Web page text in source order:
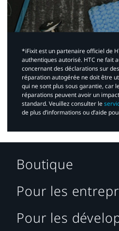
*iFixit est un partenaire officiel de
authentiques autorisé. HTC ne fait
concernant des déclarations sur
réparation autogérée ne doit être
qui ne sont plus sous garantie, car
réparations peuvent avoir un
standard. Veuillez consulter le
de plus d’informations ou d’aide
Boutique
Pour les
Pour les